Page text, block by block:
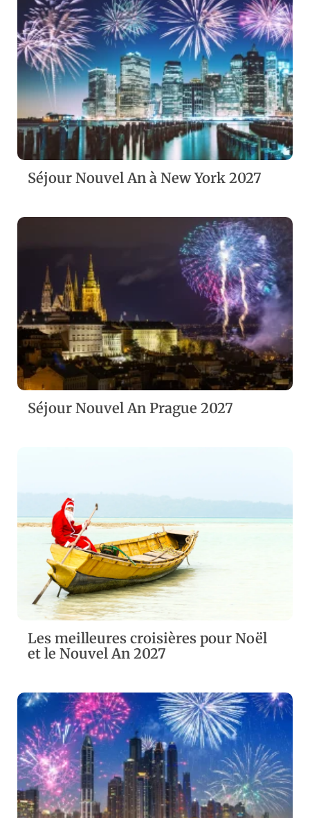
ZOOM VIEW
Séjour Nouvel An à New York 2027
Séjour Nouvel An Prague 2027
VIEW
Les meilleures croisières pour Noël
et le Nouvel An 2027
ZOOM VIEW